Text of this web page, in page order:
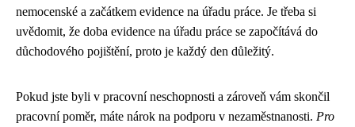
nemocenské a začátkem evidence na úřadu práce. Je třeba si
uvědomit, že doba evidence na úřadu práce se započítává do
důchodového pojištění, proto je každý den důležitý.
Pokud jste byli v pracovní neschopnosti a zároveň vám skončil
pracovní poměr, máte nárok na podporu v nezaměstnanosti. Pro